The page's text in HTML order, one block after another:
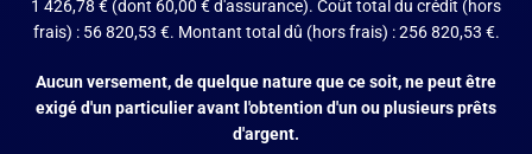
1 426,78 € (dont 60,00 € d'assurance). Coût total du crédit (hors
frais) : 56 820,53 €. Montant total dû (hors frais) : 256 820,53 €.
Aucun versement, de quelque nature que ce soit, ne peut être
exigé d'un particulier avant l'obtention d'un ou plusieurs prêts
d'argent.